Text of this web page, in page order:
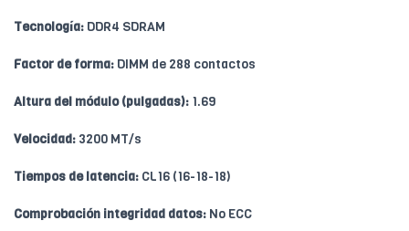
Tecnología: DDR4 SDRAM
Factor de forma: DIMM de 288 contactos
Altura del módulo (pulgadas): 1.69
Velocidad: 3200 MT/s
Tiempos de latencia: CL16 (16-18-18)
Comprobación integridad datos: No ECC